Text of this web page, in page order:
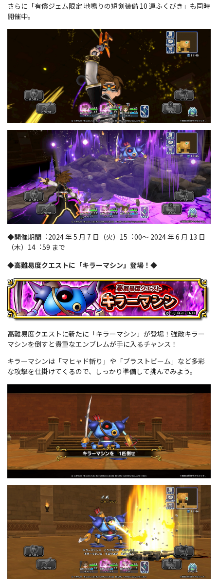
さらに「有償ジェム限定 地鳴りの短剣装備 10 連ふくびき」も同時
開催中。
◆開催期間︓2024 年 5 月 7 日（火）15︓00～ 2024 年 6 月 13 日
（木）14︓59 まで
◆高難易度クエストに「キラーマシン」登場！◆
高難易度クエストに新たに「キラーマシン」が登場！強敵キラー
マシンを倒すと貴重なエンブレムが手に入るチャンス！
キラーマシンは「マヒャド斬り」や「ブラストビーム」など多彩
な攻撃を仕掛けてくるので、しっかり準備して挑んでみよう。